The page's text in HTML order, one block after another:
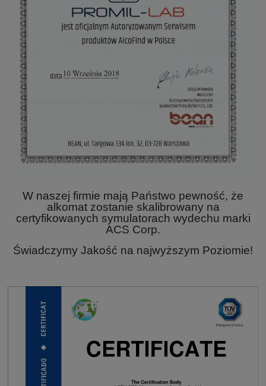
W naszej firmie mają Państwo pewność, że
alkomat zostanie skalibrowany na
certyfikowanych symulatorach wydechu marki
ACS Corp.
Świadczymy Jakość na najwyższym Poziomie!